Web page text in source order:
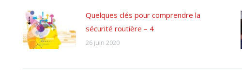
Quelques clés pour comprendre la
sécurité routière – 4
26 juin 2020